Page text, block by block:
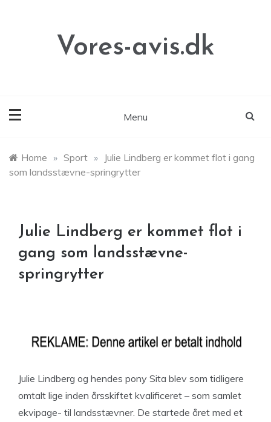
Vores-avis.dk
Menu
Home » Sport » Julie Lindberg er kommet flot i gang
som landsstævne-springrytter
Julie Lindberg er kommet flot i
gang som landsstævne-
springrytter
Julie Lindberg og hendes pony Sita blev som tidligere
omtalt lige inden årsskiftet kvalificeret – som samlet
ekvipage- til landsstævner. De startede året med et